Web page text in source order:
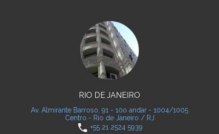
RIO DE JANEIRO
Av. Almirante Barroso, 91 - 10o andar - 1004/1005
Centro - Rio de Janeiro / RJ
phone +55 21 2524 5939